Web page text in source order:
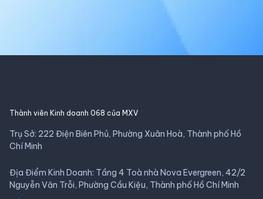
Thành viên Kinh doanh 068 của MXV
Trụ Sở: 222 Điện Biên Phủ, Phường Xuân Hoà, Thành phố Hồ
Chí Minh
Địa Điểm Kinh Doanh: Tầng 4 Toà nhà Nova Evergreen, 42/2
Nguyễn Văn Trỗi, Phường Cầu Kiệu, Thành phố Hồ Chí Minh